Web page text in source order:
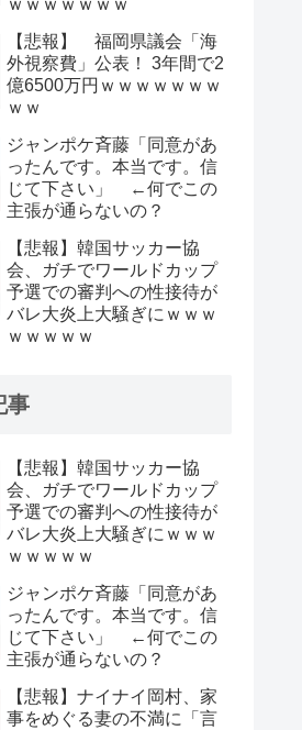
ｗｗｗｗｗｗｗ
【悲報】 福岡県議会「海
外視察費」公表！ 3年間で2
億6500万円ｗｗｗｗｗｗｗ
ｗｗ
ジャンポケ斉藤「同意があ
ったんです。本当です。信
じて下さい」 ←何でこの
主張が通らないの？
【悲報】韓国サッカー協
会、ガチでワールドカップ
予選での審判への性接待が
バレ大炎上大騒ぎにｗｗｗ
ｗｗｗｗｗ
事
【悲報】韓国サッカー協
会、ガチでワールドカップ
予選での審判への性接待が
バレ大炎上大騒ぎにｗｗｗ
ｗｗｗｗｗ
ジャンポケ斉藤「同意があ
ったんです。本当です。信
じて下さい」 ←何でこの
主張が通らないの？
【悲報】ナイナイ岡村、家
事をめぐる妻の不満に「言